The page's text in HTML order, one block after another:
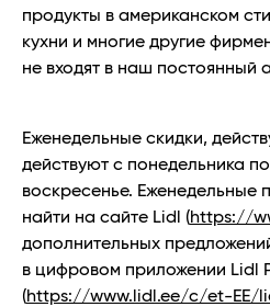
продукты в американском
кухни и многие другие
не входят в наш постоянный
Еженедельные скидки,
действуют с понедельника
воскресенье. Еженедельные
найти на сайте Lidl (https://
дополнительных
в цифровом приложении Lidl
(https://www.lidl.ee/c/et-EE/